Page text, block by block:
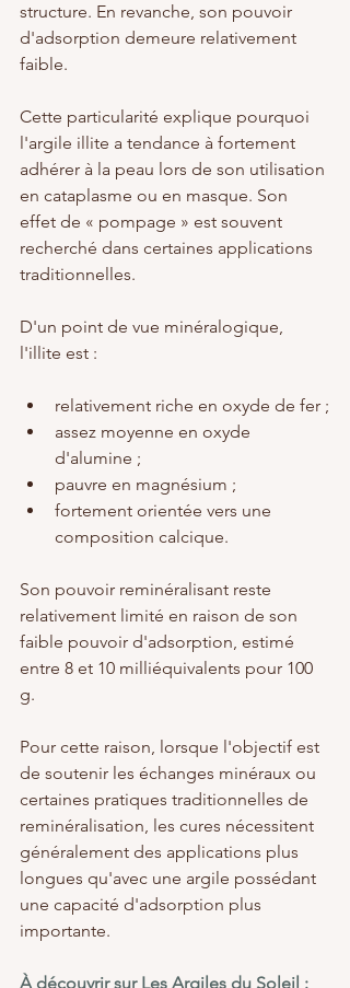
structure. En revanche, son pouvoir
d'adsorption demeure relativement
faible.
Cette particularité explique pourquoi
l'argile illite a tendance à fortement
adhérer à la peau lors de son utilisation
en cataplasme ou en masque. Son
effet de « pompage » est souvent
recherché dans certaines applications
traditionnelles.
D'un point de vue minéralogique,
l'illite est :
relativement riche en oxyde de fer ;
assez moyenne en oxyde
d'alumine ;
pauvre en magnésium ;
fortement orientée vers une
composition calcique.
Son pouvoir reminéralisant reste
relativement limité en raison de son
faible pouvoir d'adsorption, estimé
entre 8 et 10 milliéquivalents pour 100
g.
Pour cette raison, lorsque l'objectif est
de soutenir les échanges minéraux ou
certaines pratiques traditionnelles de
reminéralisation, les cures nécessitent
généralement des applications plus
longues qu'avec une argile possédant
une capacité d'adsorption plus
importante.
À découvrir sur Les Argiles du Soleil :